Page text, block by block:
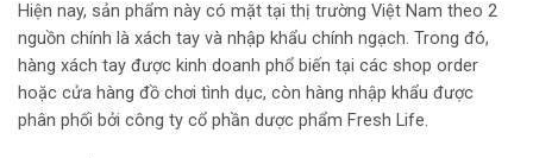
Hiện nay, sản phẩm này có mặt tại thị trường Việt Nam theo 2
nguồn chính là xách tay và nhập khẩu chính ngạch. Trong đó,
hàng xách tay được kinh doanh phổ biến tại các shop order
hoặc cửa hàng đồ chơi tình dục, còn hàng nhập khẩu được
phân phối bởi công ty cổ phần dược phẩm Fresh Life.